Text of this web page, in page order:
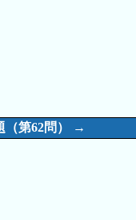
（第62問） →